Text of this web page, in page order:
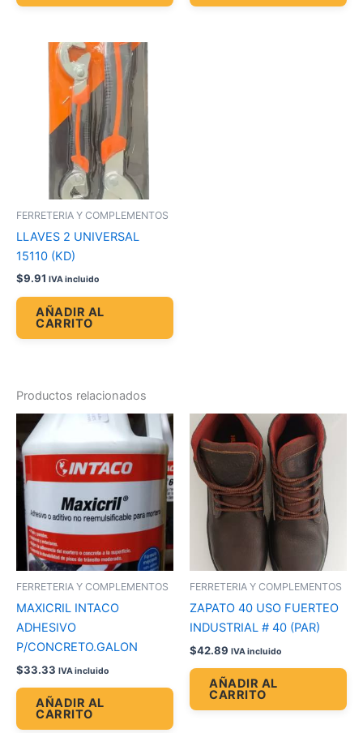
FERRETERIA Y COMPLEMENTOS
LLAVES 2 UNIVERSAL
15110 (KD)
$9.91 IVA incluido
AÑADIR AL
CARRITO
Productos relacionados
FERRETERIA Y COMPLEMENTOS
MAXICRIL INTACO
ADHESIVO
P/CONCRETO.GALON
$33.33 IVA incluido
AÑADIR AL
CARRITO
FERRETERIA Y COMPLEMENTOS
ZAPATO 40 USO FUERTEO
INDUSTRIAL # 40 (PAR)
$42.89 IVA incluido
AÑADIR AL
CARRITO